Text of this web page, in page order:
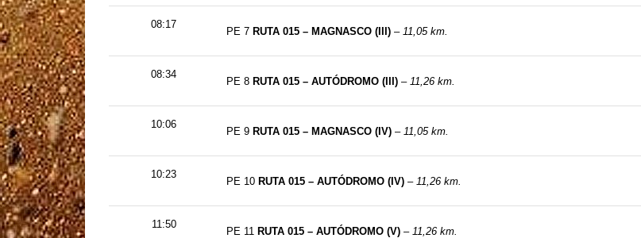
08:17
PE 7 RUTA 015 – MAGNASCO (III) – 11,05 km.
08:34
PE 8 RUTA 015 – AUTÓDROMO (III) – 11,26 km.
10:06
PE 9 RUTA 015 – MAGNASCO (IV) – 11,05 km.
10:23
PE 10 RUTA 015 – AUTÓDROMO (IV) – 11,26 km.
11:50
PE 11 RUTA 015 – AUTÓDROMO (V) – 11,26 km.